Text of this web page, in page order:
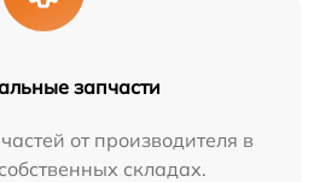
запчасти
от производителя в
складах.